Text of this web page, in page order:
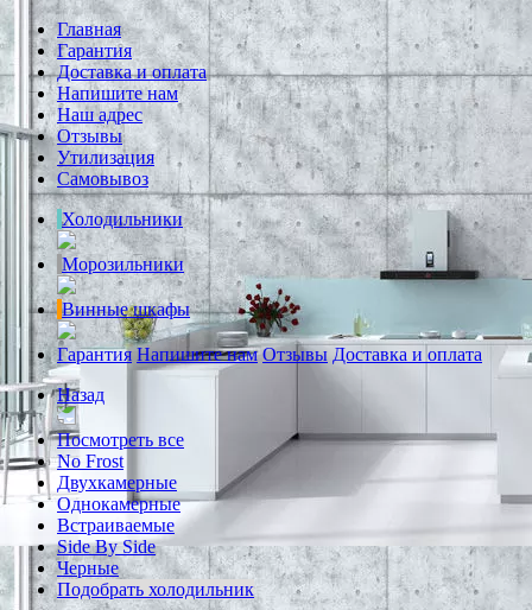
Главная
Гарантия
Доставка и оплата
Напишите нам
Наш адрес
Отзывы
Утилизация
Самовывоз
Холодильники
Морозильники
Винные шкафы
Гарантия Напишите нам Отзывы Доставка и оплата
Назад
Посмотреть все
No Frost
Двухкамерные
Однокамерные
Встраиваемые
Side By Side
Черные
Подобрать холодильник